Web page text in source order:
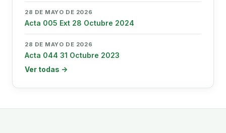
28 DE MAYO DE 2026
Acta 005 Ext 28 Octubre 2024
28 DE MAYO DE 2026
Acta 044 31 Octubre 2023
Ver todas →